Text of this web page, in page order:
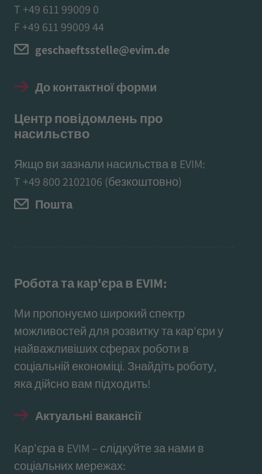
T +49 611 99009 0
F +49 611 99009 44
geschaeftsstelle@evim.de
До контактної форми
Центр повідомлень про
насильство
Якщо ви зазнали насильства в EVIM:
T +49 800 2102106 (безкоштовно)
Пошта
Робота та кар'єра в EVIM:
Ми пропонуємо широкий спектр
можливостей для розвитку та кар'єри у
найважливіших сферах роботи в
соціальній економіці. Знайдіть роботу,
яка дійсно вам підходить!
Актуальні вакансії
Кар'єра в EVIM – слідкуйте за нами в
соціальних мережах: